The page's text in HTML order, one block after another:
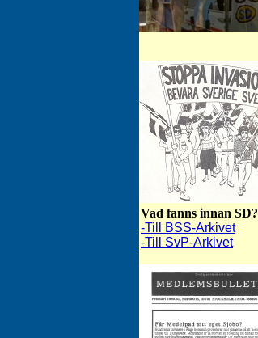
Vad fanns innan SD?
-Till BSS-Arkivet
-Till SvP-Arkivet